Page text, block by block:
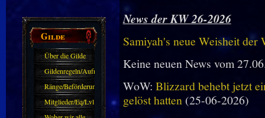
Gilde
Über die Gilde
(DAW)
Gildenregeln/Aufnahme
Ränge/Beförderungen
Mitglieder/Eq/Lvl
News der KW 26-2026
Samiyah's neue Weisheit der
Keine neuen News vom
WoW: Blizzard behebt jetzt
gelöst hatten(25-06-2026)